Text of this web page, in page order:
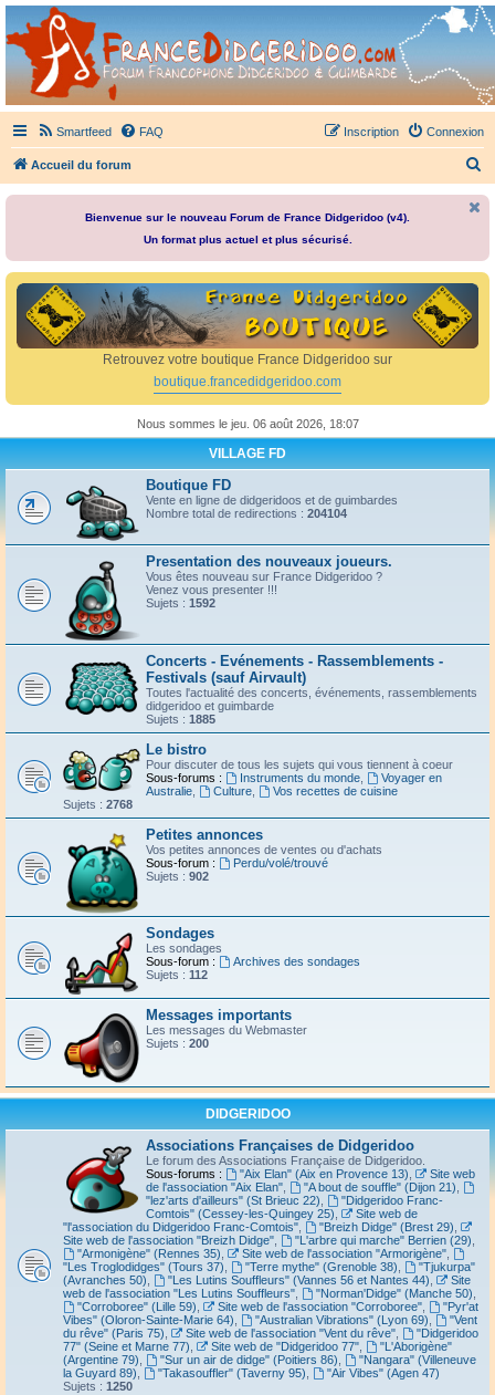
France Didgeridoo
Didgeridoo et Guimbarde sur France Didgeridoo - retrouvez la communauté.
Smartfeed FAQ Connexion
Inscription
Accueil du forum
e
r
Bienvenue sur le nouveau Forum de France Didgeridoo (v4).
Un format plus actuel et plus sécurisé.
Retrouvez votre boutique France Didgeridoo sur
boutique.francedidgeridoo.com
Nous sommes le jeu. 06 août 2026, 18:07
VILLAGE FD
Boutique FD
Vente en ligne de didgeridoos et de guimbardes
Nombre total de redirections : 204104
Presentation des nouveaux joueurs.
Vous êtes nouveau sur France Didgeridoo ?
Venez vous presenter !!!
Sujets : 1592
Concerts - Evénements - Rassemblements -
Festivals (sauf Airvault)
Toutes l'actualité des concerts, événements, rassemblements
didgeridoo et guimbarde
Sujets : 1885
Le bistro
Pour discuter de tous les sujets qui vous tiennent à coeur
Sous-forums :
Instruments du monde,
Voyager en
Australie
Culture,
Vos recettes de cuisine
Sujets : 2768
Petites annonces
Vos petites annonces de ventes ou d'achats
Sous-forum :
Perdu/volé/trouvé
Sujets : 902
Sondages
Les sondages
Sous-forum :
Archives des sondages
Sujets : 112
Messages importants
Les messages du Webmaster
Sujets : 200
DIDGERIDOO
Associations Françaises de Didgeridoo
Le forum des Associations Française de Didgeridoo.
Sous-forums :
"Aix Elan" (Aix en Provence 13)
Site web
de l'association "Aix Elan"
"A bout de souffle" (Dijon 21)
"lez'arts d'ailleurs" (St Brieuc 22)
"Didgeridoo Franc-
Comtois" (Cessey-les-Quingey 25)
Site web de
"l'association du Didgeridoo Franc-Comtois"
"Breizh Didge" (Brest 29)
Site web de l'association "Breizh Didge"
"L'arbre qui marche" Berrien (29)
"Armonigène" (Rennes 35)
Site web de l'association "Armorigène",
"Les Troglodidges" (Tours 37)
"Terre mythe" (Grenoble 38)
"Tjukurpa"
(Avranches 50)
"Les Lutins Souffleurs" (Vannes 56 et Nantes 44)
Site
web de l'association "Les Lutins Souffleurs"
"Norman'Didge" (Manche 50)
"Corroboree" (Lille 59)
Site web de l'association "Corroboree",
"Pyr'at
Vibes" (Oloron-Sainte-Marie 64)
"Australian Vibrations" (Lyon 69)
"Vent
du rêve" (Paris 75)
Site web de l'association "Vent du rêve",
"Didgeridoo
77" (Seine et Marne 77)
Site web de "Didgeridoo 77",
"L'Aborigène"
(Argentine 79)
"Sur un air de didge" (Poitiers 86)
"Nangara" (Villeneuve
la Guyard 89)
"Takasouffler" (Taverny 95)
"Air Vibes" (Agen 47)
Sujets : 1250